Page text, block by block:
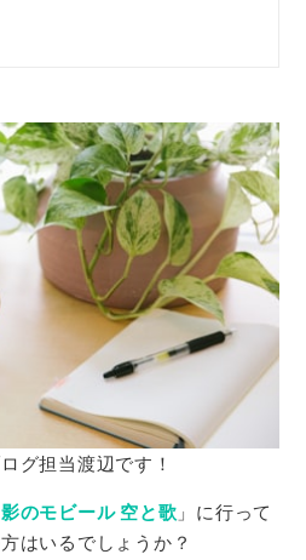
グ担当渡辺です！
のモビール 空と歌 」に行って
はいるでしょうか？